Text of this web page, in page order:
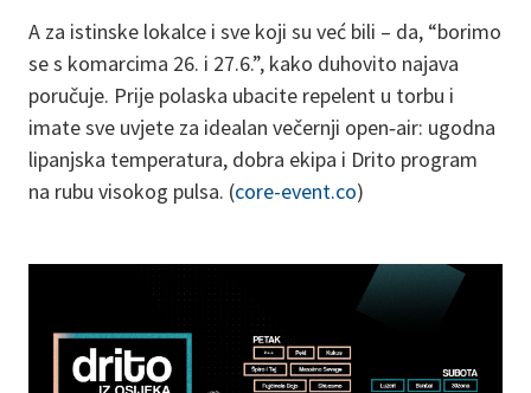
A za istinske lokalce i sve koji su već bili – da, “borimo
se s komarcima 26. i 27.6.”, kako duhovito najava
poručuje. Prije polaska ubacite repelent u torbu i
imate sve uvjete za idealan večernji open‑air: ugodna
lipanjska temperatura, dobra ekipa i Drito program
na rubu visokog pulsa. (core-event.co)